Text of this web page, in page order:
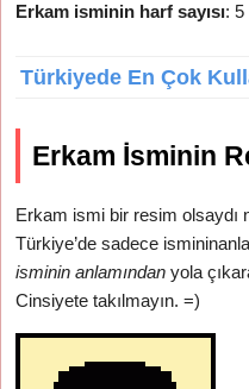
Erkam isminin harf sayısı: 5
Türkiyede En Çok
Erkam İsminin
Erkam ismi bir resim olsaydı
Türkiye’de sadece
isminin anlamından yola
Cinsiyete takılmayın. =)